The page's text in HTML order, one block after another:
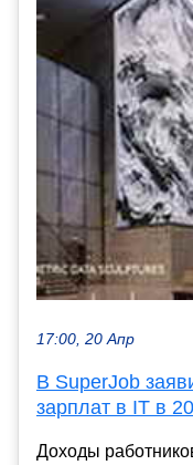
17:00, 20 Апр
В SuperJob
зарплат в IT в
Доходы